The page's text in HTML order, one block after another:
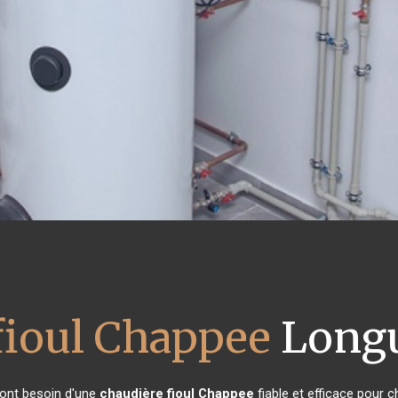
Chappee
besoin d'une chaudière fioul Chappee fiable et efficace pour